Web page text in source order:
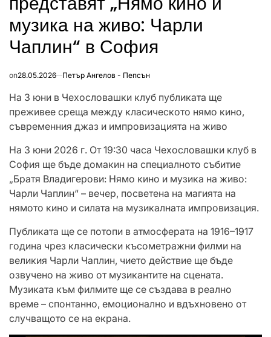
музика на живо: Чарли
Чаплин“ в София
on28.05.2026 Петър Ангелов - Пепсън
На 3 юни в Чехословашки клуб публиката ще
преживее среща между класическото нямо кино,
съвременния джаз и импровизацията на живо
На 3 юни 2026 г. От 19:30 часа Чехословашки клуб в
София ще бъде домакин на специалното събитие
„Братя Владигерови: Нямо кино и музика на живо:
Чарли Чаплин“ – вечер, посветена на магията на
нямото кино и силата на музикалната импровизация.
Публиката ще се потопи в атмосферата на 1916–1917
година чрез класически късометражни филми на
великия Чарли Чаплин, чието действие ще бъде
озвучено на живо от музикантите на сцената.
Музиката към филмите ще се създава в реално
време – спонтанно, емоционално и вдъхновено от
случващото се на екрана.